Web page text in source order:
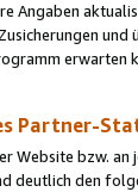
Angaben
erwarten
Partner-
Website bzw.
deutlich den